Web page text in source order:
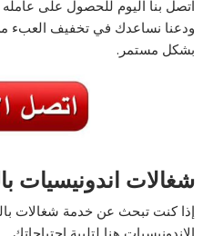
اتصل بنا اليوم للحصول على عامله
ودعنا نساعدك في تخفيف العبء
بشكل مستمر.
شغالات اندونيسيات
إذا كنت تبحث عن خدمة شغالات
الاندونيسيات هنا لتلبية احتياجاتك.